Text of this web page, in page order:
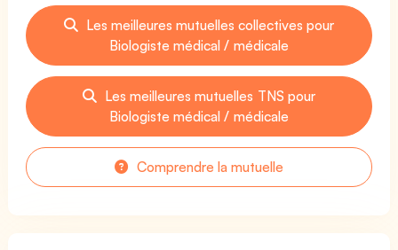
Les meilleures mutuelles collectives pour
Biologiste médical / médicale
Les meilleures mutuelles TNS pour
Biologiste médical / médicale
Comprendre la mutuelle